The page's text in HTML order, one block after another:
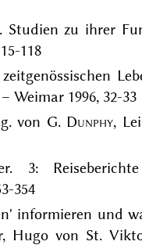
Studien zu ihrer
118
1996, 32-33
von G. Dunphy,
3:
354
informieren und
Hugo von St.